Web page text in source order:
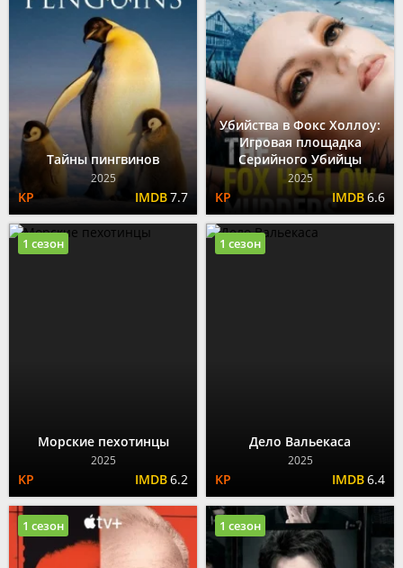
Тайны пингвинов
2025
7.7
Убийства в Фокс Холлоу:
Игровая площадка
Серийного Убийцы
2025
6.6
Морские пехотинцы
2025
6.2
1 сезон
Дело Вальекаса
2025
6.4
1 сезон
1 сезон 1 сезон